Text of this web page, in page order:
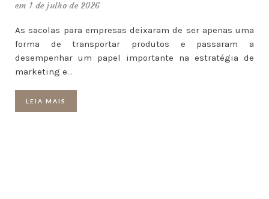
em 1 de julho de 2026
As sacolas para empresas deixaram de ser apenas uma
forma de transportar produtos e passaram a
desempenhar um papel importante na estratégia de
marketing e…
LEIA MAIS